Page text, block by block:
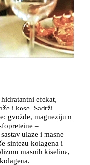
efekat,
i kose. Sadrži
gvožđe, magnezijum
–
ulaze i masne
sintezu kolagena i
masnih kiselina,